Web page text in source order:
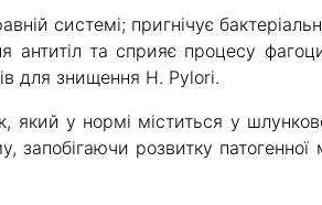
системі; пригнічує бактеріальні
антитіл та сприяє процесу
для знищення H. Pylori.
який у нормі міститься у
запобігаючи розвитку патогенної